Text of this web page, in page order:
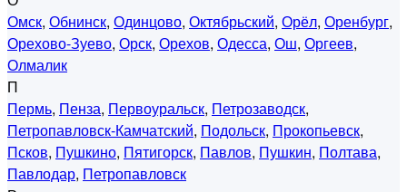
Омск, Обнинск, Одинцово, Октябрьский, Орёл, Оренбург,
Орехово-Зуево, Орск, Орехов, Одесса, Ош, Оргеев,
Олмалик
П
Пермь, Пенза, Первоуральск, Петрозаводск,
Петропавловск-Камчатский, Подольск, Прокопьевск,
Псков, Пушкино, Пятигорск, Павлов, Пушкин, Полтава,
Павлодар, Петропавловск